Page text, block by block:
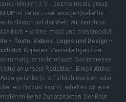
infinity n.e.V. | cozmo media group
UPist deine zuverlässige Quelle für
und der Welt. Wir berichten
– online, mobil und crossmedial.
– Texte, Videos, Logos und Design –
. Kopieren, Vervielfältigen oder
ist nicht erlaubt. Bei Interesse
an unsere Redaktion. Einige Artikel
Links (z. B. farblich markiert oder
ein Produkt kaufst, erhalten wir eine
keine Zusatzkosten. Der Kauf